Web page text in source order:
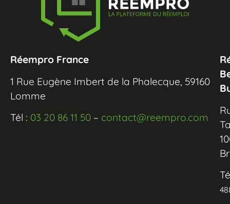
Réempro France
1 Rue Eugène Imbert de la Phalecque, 59160
Lomme
Tél : 03 20 86 11 50 – contact@reempro.com